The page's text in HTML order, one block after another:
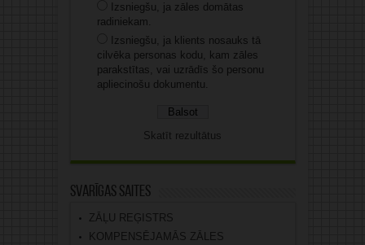
Izsniegšu, ja zāles domātas
radiniekam.
Izsniegšu, ja klients nosauks tā
cilvēka personas kodu, kam zāles
parakstītas, vai uzrādīs šo personu
apliecinošu dokumentu.
Skatīt rezultātus
Svarīgas saites
ZĀĻU REĢISTRS
KOMPENSĒJAMĀS ZĀLES